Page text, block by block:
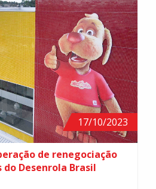
17/10/2023
de renegociação
Desenrola Brasil